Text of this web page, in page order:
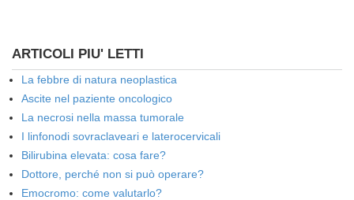
ARTICOLI PIU' LETTI
La febbre di natura neoplastica
Ascite nel paziente oncologico
La necrosi nella massa tumorale
I linfonodi sovraclaveari e laterocervicali
Bilirubina elevata: cosa fare?
Dottore, perché non si può operare?
Emocromo: come valutarlo?